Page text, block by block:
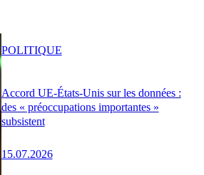
Accord UE-États-Unis sur les données :
des « préoccupations importantes »
subsistent
15.07.2026
POLITIQUE